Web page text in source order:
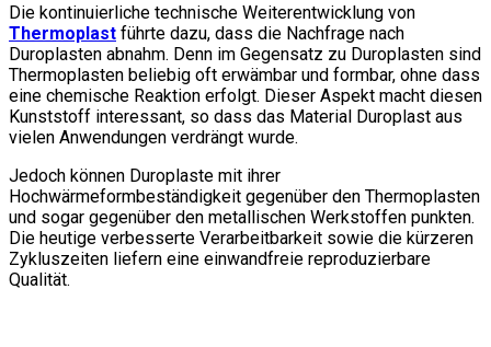
Die kontinuierliche technische Weiterentwicklung von
Thermoplast führte dazu, dass die Nachfrage nach
Duroplasten abnahm. Denn im Gegensatz zu Duroplasten sind
Thermoplasten beliebig oft erwämbar und formbar, ohne dass
eine chemische Reaktion erfolgt. Dieser Aspekt macht diesen
Kunststoff interessant, so dass das Material Duroplast aus
vielen Anwendungen verdrängt wurde.
Jedoch können Duroplaste mit ihrer
Hochwärmeformbeständigkeit gegenüber den Thermoplasten
und sogar gegenüber den metallischen Werkstoffen punkten.
Die heutige verbesserte Verarbeitbarkeit sowie die kürzeren
Zykluszeiten liefern eine einwandfreie reproduzierbare
Qualität.